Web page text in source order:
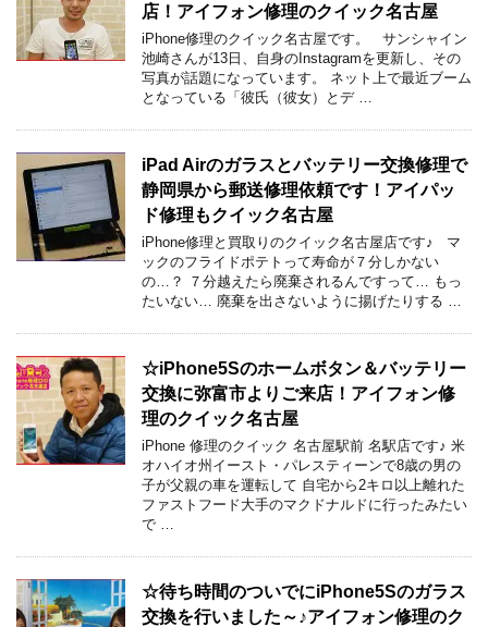
店！アイフォン修理のクイック名古屋
iPhone修理のクイック名古屋です。 サンシャイン
池崎さんが13日、自身のInstagramを更新し、その
写真が話題になっています。 ネット上で最近ブーム
となっている「彼氏（彼女）とデ …
iPad Airのガラスとバッテリー交換修理で
静岡県から郵送修理依頼です！アイパッ
ド修理もクイック名古屋
iPhone修理と買取りのクイック名古屋店です♪ マ
ックのフライドポテトって寿命が７分しかない
の…？ ７分越えたら廃棄されるんですって… もっ
たいない… 廃棄を出さないように揚げたりする …
☆iPhone5Sのホームボタン＆バッテリー
交換に弥富市よりご来店！アイフォン修
理のクイック名古屋
iPhone 修理のクイック 名古屋駅前 名駅店です♪ 米
オハイオ州イースト・パレスティーンで8歳の男の
子が父親の車を運転して 自宅から2キロ以上離れた
ファストフード大手のマクドナルドに行ったみたい
で …
☆待ち時間のついでにiPhone5Sのガラス
交換を行いました～♪アイフォン修理のク